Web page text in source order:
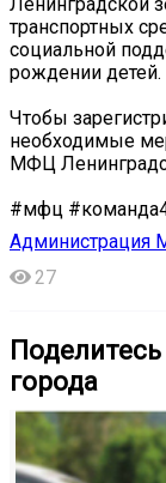
транспортных
социальной
рождении детей.
Чтобы
необходимые
МФЦ
#мфц
Администрация
27
города